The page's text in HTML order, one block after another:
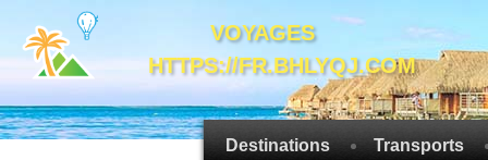
VOYAGES
HTTPS://FR.BHLYQJ.COM
Destinations Transports